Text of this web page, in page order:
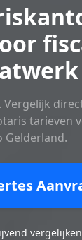
tarieven
Gelderland.
vergelijken